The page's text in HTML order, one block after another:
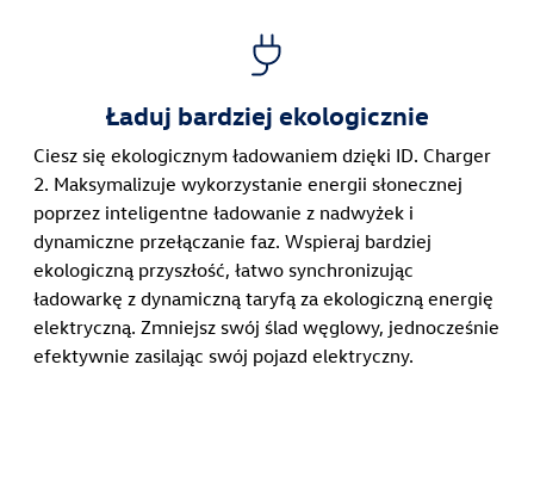
Ładuj bardziej ekologicznie
Ciesz się ekologicznym ładowaniem dzięki ID. Charger
2. Maksymalizuje wykorzystanie energii słonecznej
poprzez inteligentne ładowanie z nadwyżek i
dynamiczne przełączanie faz. Wspieraj bardziej
ekologiczną przyszłość, łatwo synchronizując
ładowarkę z dynamiczną taryfą za ekologiczną energię
elektryczną. Zmniejsz swój ślad węglowy, jednocześnie
efektywnie zasilając swój pojazd elektryczny.